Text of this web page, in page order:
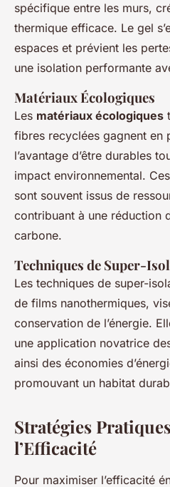
spécifique entre les murs,
thermique efficace. Le gel
espaces et prévient les
une isolation performante
Matériaux Écologiques
Les matériaux écologiques
fibres recyclées gagnent en
l’avantage d’être durables
impact environnemental.
sont souvent issus de
contribuant à une réduction
carbone.
Techniques de Super-
Les techniques de super-
de films nanothermiques,
conservation de l’énergie.
une application novatrice
ainsi des économies
promouvant un habitat
Stratégies
l’Efficacité
Pour maximiser l’efficacité